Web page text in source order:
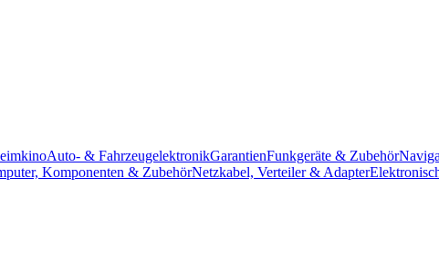
Auto- & FahrzeugelektronikGarantienFunkgeräte & Zubehör
Komponenten & ZubehörNetzkabel, Verteiler & Adapter